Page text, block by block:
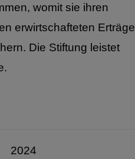
womit sie ihren
erwirtschafteten Erträge
Die Stiftung leistet
2024